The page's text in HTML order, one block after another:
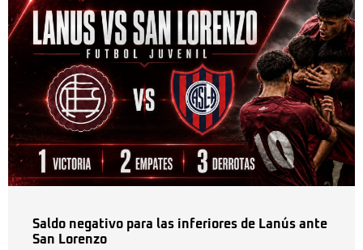
Saldo negativo para las inferiores de Lanús ante
San Lorenzo